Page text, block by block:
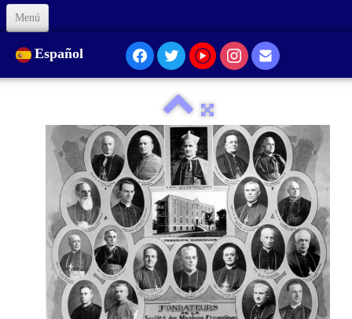
Menú
Inicio
Sobre Nosotros
Formación
Animación
Enlaces
Apóyenos
Código de Ética
Español